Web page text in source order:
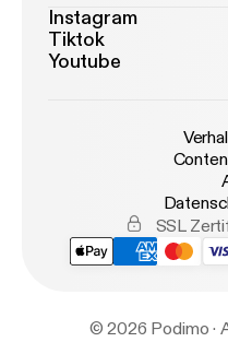
Instagram
Tiktok
Youtube
SSL
© 2026 Podimo ·